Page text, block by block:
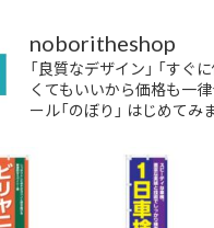
noboritheshop
「良質なデザイン」 「すぐ
くてもいいから価格も一
ール「のぼり」 はじめてみ